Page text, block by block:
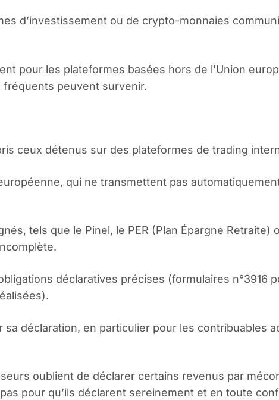
d’investissement ou de crypto-monnaies
pour les plateformes basées hors de l’Union
fréquents peuvent survenir.
ceux détenus sur des plateformes de trading
qui ne transmettent pas
tels que le Pinel, le PER (Plan Épargne Retraite)
déclaratives précises (formulaires n°3916
sa déclaration, en particulier pour les contribuables
oublient de déclarer certains revenus par
pour qu’ils déclarent sereinement et en toute